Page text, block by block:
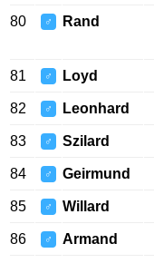
80 ♂ Rand
81 ♂ Loyd
82 ♂ Leonhard
83 ♂ Szilard
84 ♂ Geirmund
85 ♂ Willard
86 ♂ Armand